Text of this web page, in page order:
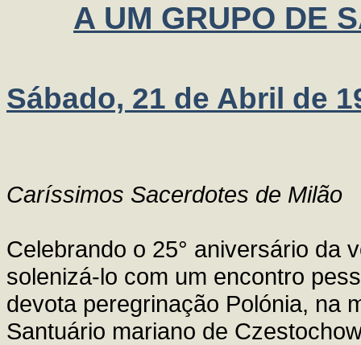
A UM GRUPO DE
Sábado, 21 de Abril de
Caríssimos Sacerdotes de Milão
Celebrando o 25° aniversário da
solenizá-lo com um encontro
devota peregrinação Polónia, na
Santuário mariano de